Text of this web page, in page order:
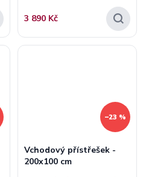
3 890 Kč
–23 %
Vchodový přístřešek -
200x100 cm